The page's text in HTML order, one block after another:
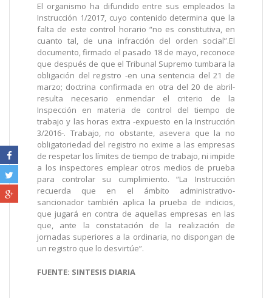
El organismo ha difundido entre sus empleados la
Instrucción 1/2017, cuyo contenido determina que la
falta de este control horario “no es constitutiva, en
cuanto tal, de una infracción del orden social”.El
documento, firmado el pasado 18 de mayo, reconoce
que después de que el Tribunal Supremo tumbara la
obligación del registro -en una sentencia del 21 de
marzo; doctrina confirmada en otra del 20 de abril-
resulta necesario enmendar el criterio de la
Inspección en materia de control del tiempo de
trabajo y las horas extra -expuesto en la Instrucción
3/2016-. Trabajo, no obstante, asevera que la no
obligatoriedad del registro no exime a las empresas
de respetar los límites de tiempo de trabajo, ni impide
a los inspectores emplear otros medios de prueba
para controlar su cumplimiento. “La Instrucción
recuerda que en el ámbito administrativo-
sancionador también aplica la prueba de indicios,
que jugará en contra de aquellas empresas en las
que, ante la constatación de la realización de
jornadas superiores a la ordinaria, no dispongan de
un registro que lo desvirtúe”.
FUENTE: SINTESIS DIARIA